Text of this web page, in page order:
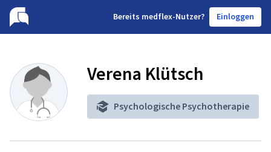
Bereits medflex-Nutzer? Einloggen
Verena Klütsch
Psychologische Psychotherapie